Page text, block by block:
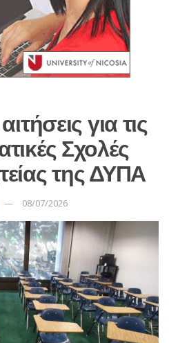
για τις
Σχολές
της ΔΥΠΑ
08/07/2026